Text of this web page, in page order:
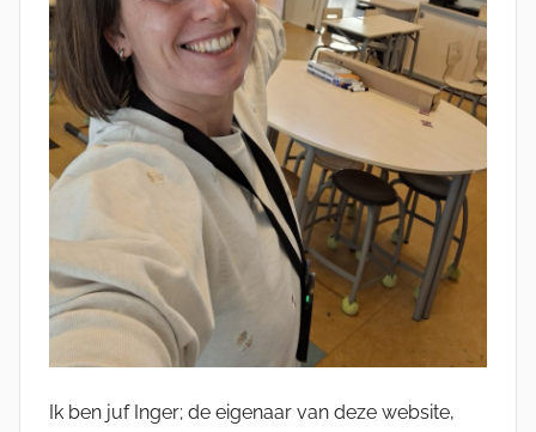
Ik ben juf Inger; de eigenaar van deze website,